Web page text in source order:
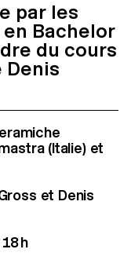
par les
Bachelor
du cours
Denis
(Italie) et
et Denis
h